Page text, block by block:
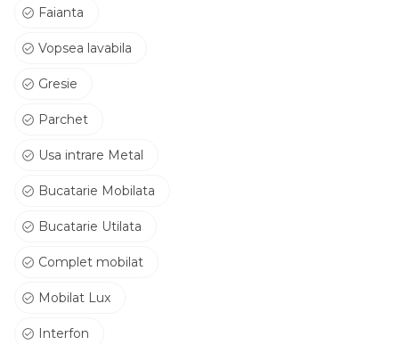
Faianta
Vopsea lavabila
Gresie
Parchet
Usa intrare Metal
Bucatarie Mobilata
Bucatarie Utilata
Complet mobilat
Mobilat Lux
Interfon